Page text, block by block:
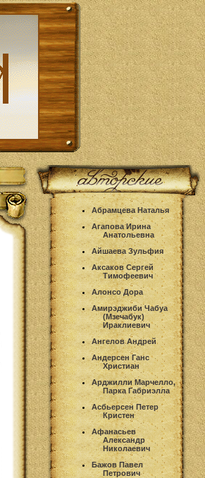
Абрамцева Наталья
Агапова Ирина
Анатольевна
Айшаева Зульфия
Аксаков Сергей
Тимофеевич
Алонсо Дора
Амирэджиби Чабуа
(Мзечабук)
Ираклиевич
Ангелов Андрей
Андерсен Ганс
Христиан
Арджилли Марчелло,
Парка Габриэлла
Асбьерсен Петер
Кристен
Афанасьев
Александр
Николаевич
Бажов Павел
Петрович